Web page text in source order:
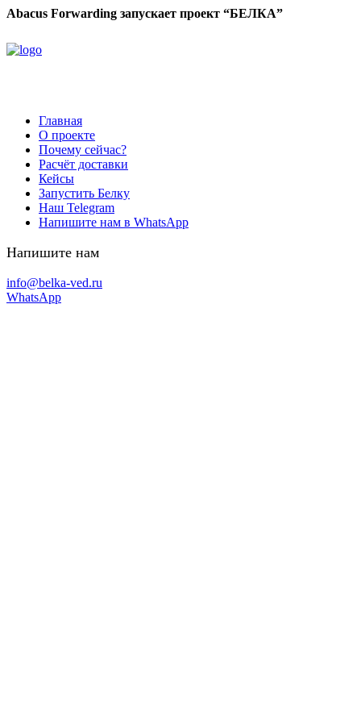
Abacus Forwarding запускает проект “БЕЛКА”
Главная
О проекте
Почему сейчас?
Расчёт доставки
Кейсы
Запустить Белку
Наш Telegram
Напишите нам в WhatsApp
Напишите нам
info@belka-ved.ru
WhatsApp